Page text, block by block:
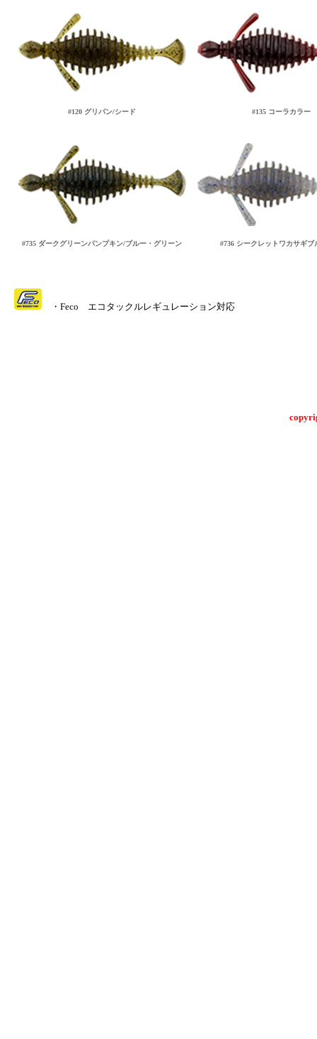
#120 グリパン/シード #135 コーラカラー
#735 ダークグリーンパンプキン/ブルー・グリーン #736 シークレットワカサギブ
・Feco エコタックルレギュレーション対応